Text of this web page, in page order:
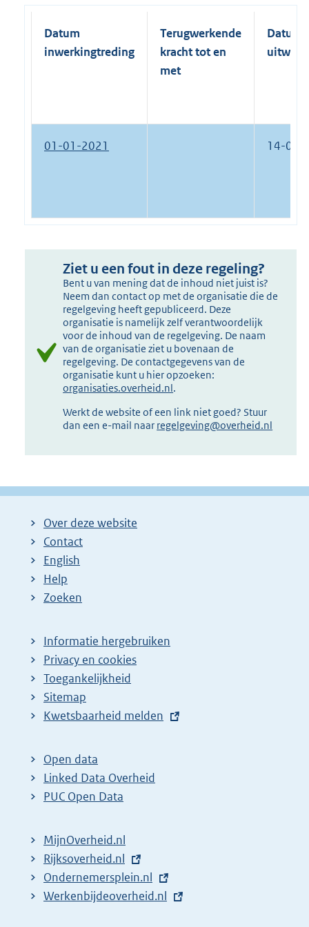
Datum
inwerkingtreding
Terugwerkende
kracht tot en
met
Datum
01-01-2021 14-06-
Ziet u een fout in deze regeling?
Bent u van mening dat de inhoud niet juist is?
Neem dan contact op met de organisatie die de
regelgeving heeft gepubliceerd. Deze
organisatie is namelijk zelf verantwoordelijk
voor de inhoud van de regelgeving. De naam
van de organisatie ziet u bovenaan de
regelgeving. De contactgegevens van de
organisatie kunt u hier opzoeken:
organisaties.overheid.nl.
Werkt de website of een link niet goed? Stuur
dan een e-mail naar regelgeving@overheid.nl
Over deze website
Contact
English
Help
Zoeken
Informatie hergebruiken
Privacy en cookies
Toegankelijkheid
Sitemap
E
t
e
r
l
i
n
k
Kwetsbaarheid melden
Open data
Linked Data Overheid
PUC Open Data
MijnOverheid.nl
E
x
t
Rijksoverheid.nl
E
x
Ondernemersplein.nl
E
Werkenbijdeoverheid.nl